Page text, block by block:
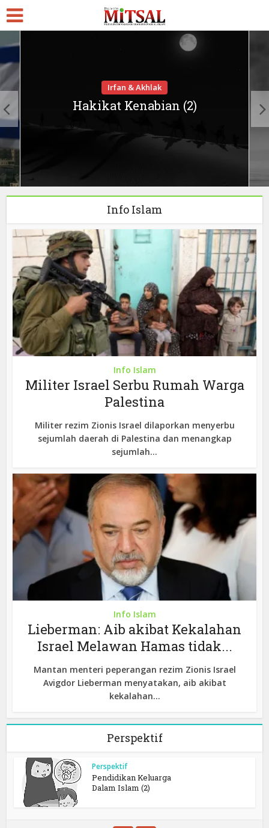
Irfan & Akhlak
Hakikat Kenabian (2)
Info Islam
Info Islam
Militer Israel Serbu Rumah Warga
Palestina
Militer rezim Zionis Israel dilaporkan menyerbu
sejumlah daerah di Palestina dan menangkap
sejumlah...
Info Islam
Lieberman: Aib akibat Kekalahan
Israel Melawan Hamas tidak...
Mantan menteri peperangan rezim Zionis Israel
Avigdor Lieberman menyatakan, aib akibat
kekalahan...
Perspektif
Perspektif
Pendidikan Keluarga
Dalam Islam (2)